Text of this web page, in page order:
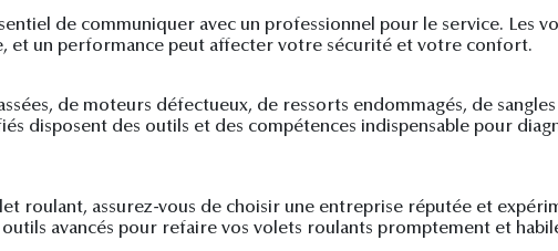
de communiquer avec un professionnel pour le service. Les
et un performance peut affecter votre sécurité et votre confort.
de moteurs défectueux, de ressorts endommagés, de sangles
disposent des outils et des compétences indispensable pour
roulant, assurez-vous de choisir une entreprise réputée et
avancés pour refaire vos volets roulants promptement et